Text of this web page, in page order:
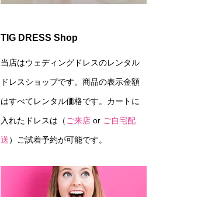
TIG DRESS Shop
当店はウェディングドレスのレンタル
ドレスショップです。商品の表示金額
はすべてレンタル価格です。カートに
入れたドレスは（ ご来店 or ご自宅配
送）ご試着予約が可能です。